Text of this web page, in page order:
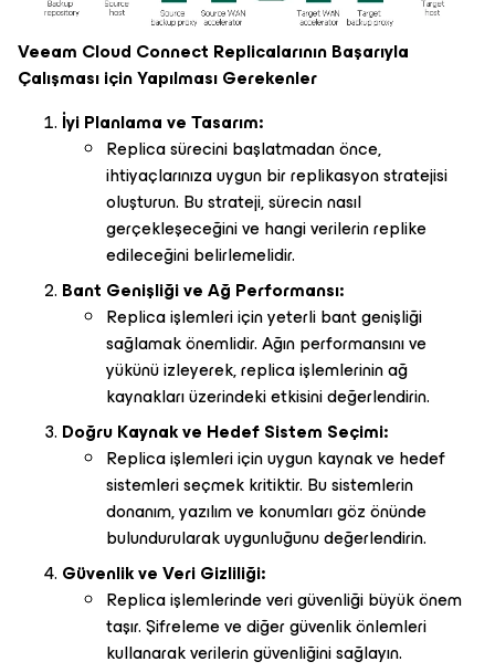
Veeam Cloud Connect Replicalarının Başarıyla
Çalışması için Yapılması Gerekenler
İyi Planlama ve Tasarım:
Replica sürecini başlatmadan önce,
ihtiyaçlarınıza uygun bir replikasyon stratejisi
oluşturun. Bu strateji, sürecin nasıl
gerçekleşeceğini ve hangi verilerin replike
edileceğini belirlemelidir.
Bant Genişliği ve Ağ Performansı:
Replica işlemleri için yeterli bant genişliği
sağlamak önemlidir. Ağın performansını ve
yükünü izleyerek, replica işlemlerinin ağ
kaynakları üzerindeki etkisini değerlendirin.
Doğru Kaynak ve Hedef Sistem Seçimi:
Replica işlemleri için uygun kaynak ve hedef
sistemleri seçmek kritiktir. Bu sistemlerin
donanım, yazılım ve konumları göz önünde
bulundurularak uygunluğunu değerlendirin.
Güvenlik ve Veri Gizliliği:
Replica işlemlerinde veri güvenliği büyük önem
taşır. Şifreleme ve diğer güvenlik önlemleri
kullanarak verilerin güvenliğini sağlayın.